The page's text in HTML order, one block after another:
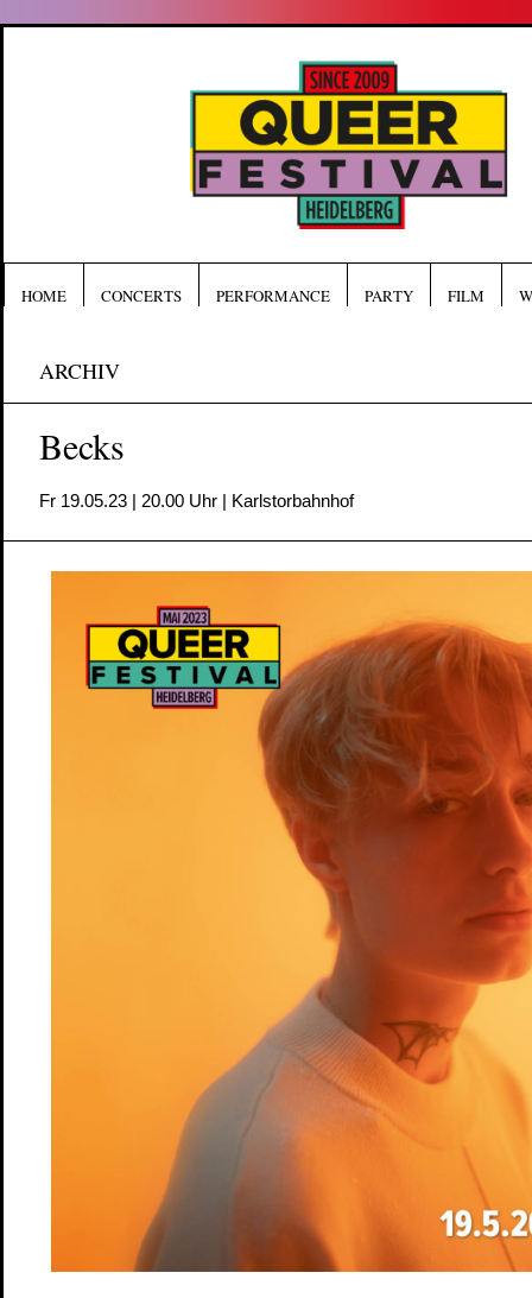
HOME CONCERTS PERFORMANCE PARTY FILM
ARCHIV
Becks
Fr 19.05.23 | 20.00 Uhr | Karlstorbahnhof